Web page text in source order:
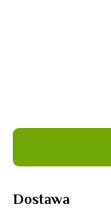
Dostawa